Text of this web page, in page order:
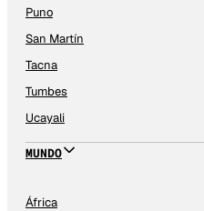
Puno
San Martín
Tacna
Tumbes
Ucayali
MUNDO
África